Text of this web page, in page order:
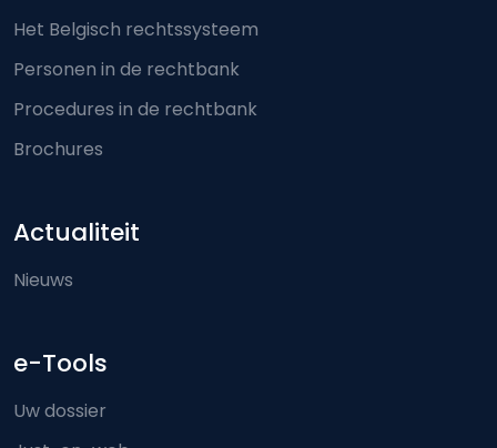
Het Belgisch rechtssysteem
Personen in de rechtbank
Procedures in de rechtbank
Brochures
Actualiteit
Nieuws
e-Tools
Uw dossier